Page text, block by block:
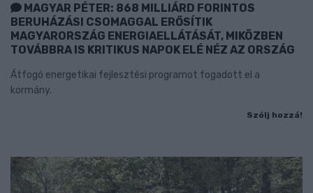
MAGYAR PÉTER: 868 MILLIÁRD FORINTOS
BERUHÁZÁSI CSOMAGGAL ERŐSÍTIK
MAGYARORSZÁG ENERGIAELLÁTÁSÁT, MIKÖZBEN
TOVÁBBRA IS KRITIKUS NAPOK ELÉ NÉZ AZ ORSZÁG
Átfogó energetikai fejlesztési programot fogadott el a
kormány.
Szólj hozzá!